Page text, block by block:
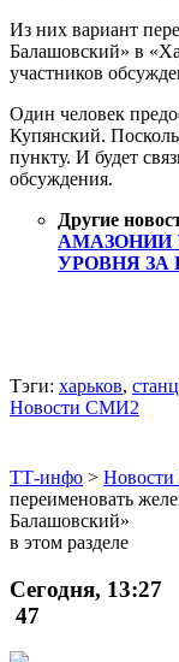
Из них вариант
Балашовский» в
участников
Один человек
Купянский.
пункту. И будет
обсуждения.
Другие
АМАЗОНИИ
УРОВНЯ ЗА
Тэги: харьков,
Новости СМИ2
ТТ-инфо > Новости
переименовать
Балашовский»
в этом разделе
Сегодня, 13:27
47